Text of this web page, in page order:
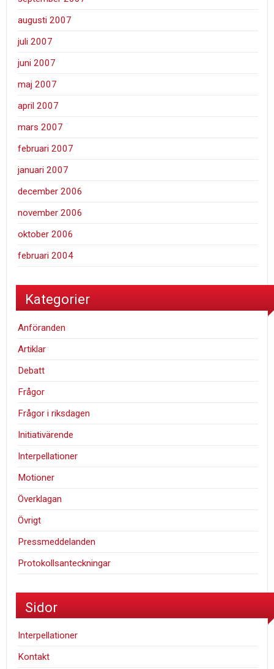
augusti 2007
juli 2007
juni 2007
maj 2007
april 2007
mars 2007
februari 2007
januari 2007
december 2006
november 2006
oktober 2006
februari 2004
Kategorier
Anföranden
Artiklar
Debatt
Frågor
Frågor i riksdagen
Initiativärende
Interpellationer
Motioner
Överklagan
Övrigt
Pressmeddelanden
Protokollsanteckningar
Sidor
Interpellationer
Kontakt